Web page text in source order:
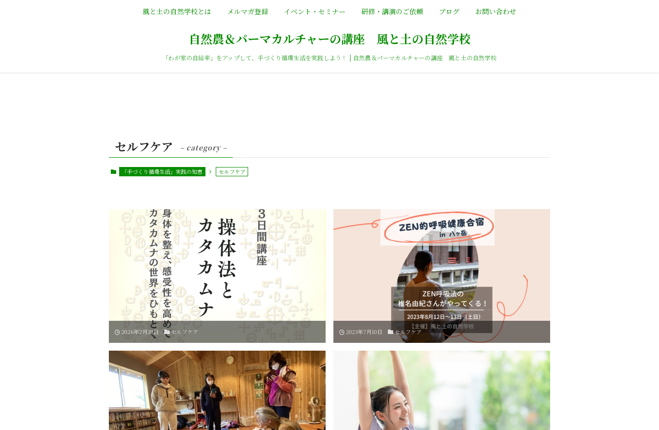
自然農＆パーマカルチャーの講座 風と土の自然学校
「わが家の自給率」をアップして、手づくり循環生活を実践しよう！ | 自然農＆パーマカルチャーの講座 風と土の自然学校
風と土の自然学校とは メルマガ登録 イベント・セミナー 研修・講演のご依頼 ブログ お問い合わせ
セルフケア – category –
「手づくり循環生活」実践の知恵 セルフケア
2026年2月20日 セルフケア 2023年7月10日 セルフケア